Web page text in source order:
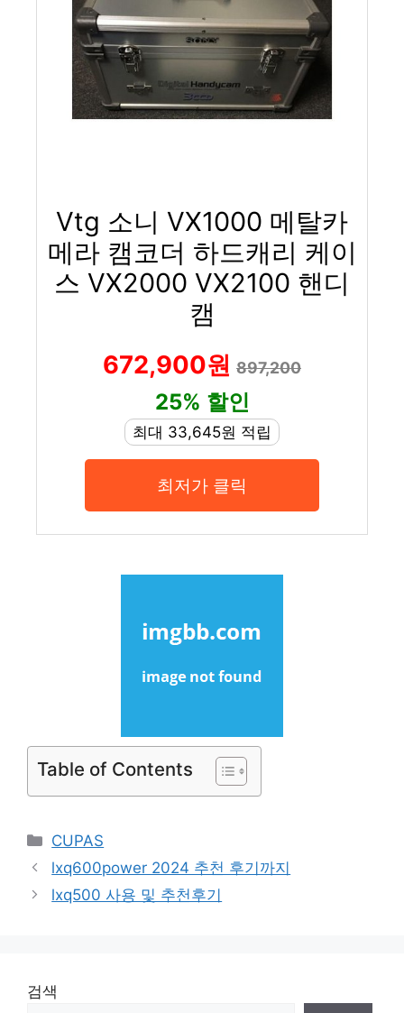
Vtg 소니 VX1000 메탈카
메라 캠코더 하드캐리 케이
스 VX2000 VX2100 핸디
캠
672,900원 897,200
25% 할인
최대 33,645원 적립
최저가 클릭
Table of Contents
Categories
CUPAS
lxq600power 2024 추천 후기까지
lxq500 사용 및 추천후기
검색